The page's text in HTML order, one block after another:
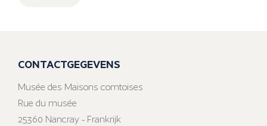
CONTACTGEGEVENS
Musée des Maisons comtoises
Rue du musée
25360 Nancray - Frankrijk